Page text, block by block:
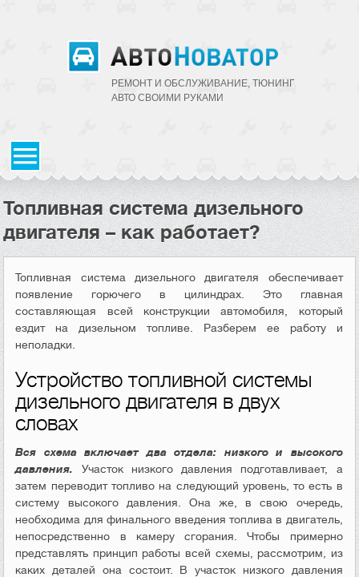
РЕМОНТ И ОБСЛУЖИВАНИЕ, ТЮНИНГ
АВТО CВОИМИ РУКАМИ
Топливная система дизельного
двигателя – как работает?
Топливная система дизельного двигателя обеспечивает
появление горючего в цилиндрах. Это главная
составляющая всей конструкции автомобиля, который
ездит на дизельном топливе. Разберем ее работу и
неполадки.
Устройство топливной системы
дизельного двигателя в двух
словах
Вся схема включает два отдела: низкого и высокого
давления. Участок низкого давления подготавливает, а
затем переводит топливо на следующий уровень, то есть в
систему высокого давления. Она же, в свою очередь,
необходима для финального введения топлива в двигатель,
непосредственно в камеру сгорания. Чтобы примерно
представлять принцип работы всей схемы, рассмотрим, из
каких деталей она состоит. В участок низкого давления